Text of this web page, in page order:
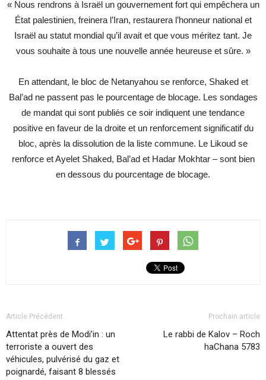
« Nous rendrons à Israël un gouvernement fort qui empêchera un
État palestinien, freinera l’Iran, restaurera l’honneur national et
Israël au statut mondial qu’il avait et que vous méritez tant. Je
vous souhaite à tous une nouvelle année heureuse et sûre. »
En attendant, le bloc de Netanyahou se renforce, Shaked et
Bal’ad ne passent pas le pourcentage de blocage. Les sondages
de mandat qui sont publiés ce soir indiquent une tendance
positive en faveur de la droite et un renforcement significatif du
bloc, après la dissolution de la liste commune. Le Likoud se
renforce et Ayelet Shaked, Bal’ad et Hadar Mokhtar – sont bien
en dessous du pourcentage de blocage.
Article Précédent
Attentat près de Modi’in : un
terroriste a ouvert des
véhicules, pulvérisé du gaz et
poignardé, faisant 8 blessés
Prochain article
Le rabbi de Kalov – Roch
haChana 5783